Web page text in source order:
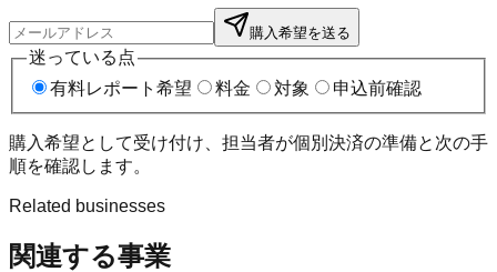
購入希望を送る
迷っている点
有料レポート希望
料金 対象 申込前確認
購入希望として受け付け、担当者が個別決済の準備と次の手
順を確認します。
Related businesses
関連する事業